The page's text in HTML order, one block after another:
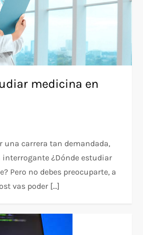
medicina en
una carrera tan demandada,
interrogante ¿Dónde estudiar
Pero no debes preocuparte, a
vas poder […]